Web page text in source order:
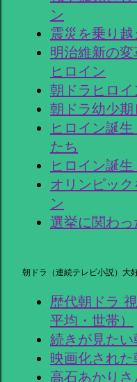
ン
震災を乗り
明治維新の
ヒロイン
朝ドラヒロ
朝ドラ幼少期
ヒロイン誕
たち
ヒロイン誕
オリンピッ
ン
選挙に関わ
朝ドラ（連続テレビ小説）大
歴代朝ドラ
平均・世帯）
続きが見た
映画化された
高石あかり